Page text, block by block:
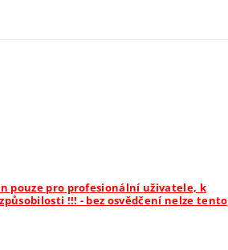
pouze pro profesionální uživatele, k
!!! - bez osvědčení nelze tento